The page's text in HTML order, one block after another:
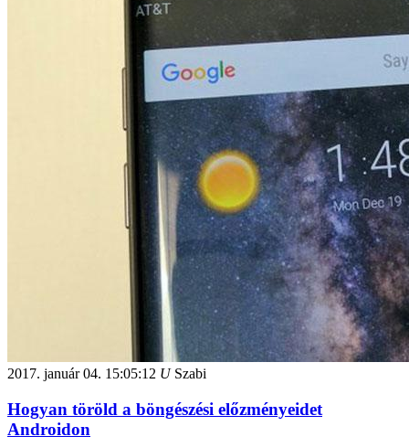
2017. január 04. 15:05:12 USzabi
Hogyan töröld a böngészési előzményeidet
Androidon